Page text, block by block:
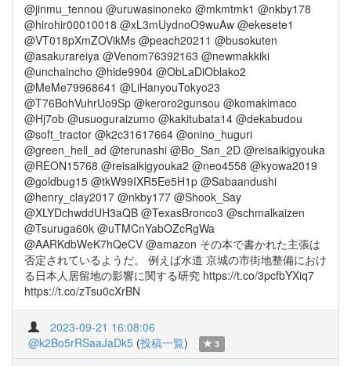
@jinmu_tennou @uruwasinoneko @mkmtmk1 @nkby178
@hirohir00010018 @xL3mUydnoO9wuAw @ekesete1
@VT018pXmZOVikMs @peach20211 @busokuten
@asakurareiya @Venom76392163 @newmakkiki
@unchaincho @hide9904 @ObLaDiOblako2
@MeMe79968641 @LiHanyouTokyo23
@T76BohVuhrUo9Sp @keroro2gunsou @komakimaco
@Hj7ob @usuoguraizumo @kakitubata14 @dekabudou
@soft_tractor @k2c31617664 @onino_huguri
@green_hell_ad @terunashi @Bo_San_2D @reisaikigyouka
@REON15768 @reisaikigyouka2 @neo4558 @kyowa2019
@goldbug15 @tkW99IXR5Ee5H1p @Sabaandushi
@henry_clay2017 @nkby177 @Shook_Say
@XLYDchwddUH3aQB @TexasBronco3 @schmalkaizen
@Tsuruga60k @uTMCnYabOZcRgWa
@AARKdbWeK7hQeCV @amazon その本で書かれた主張は
否定されているようだ。 例えば水道 京城の市街地整備におけ
る日本人居留地の影響に関する研究 https://t.co/3pcfbYXiq7
https://t.co/zTsu0cXrBN
2023-09-21 16:08:06
@k2Bo5rRSaaJaDk5 (投稿一覧) 3